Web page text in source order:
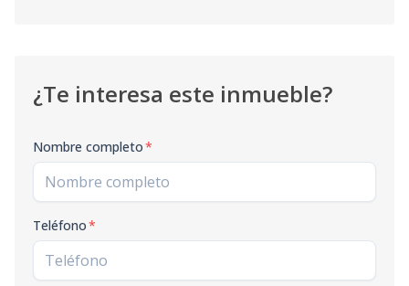
¿Te interesa este inmueble?
Nombre completo*
Teléfono*